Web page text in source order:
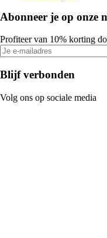
Abonneer je op onze
Profiteer van 10% korting
Blijf verbonden
Volg ons op sociale media